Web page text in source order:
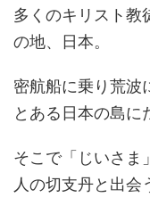
多くのキリスト教
の地、日本。
密航船に乗り荒波
とある日本の島に
そこで「じいさま
人の切支丹と出会